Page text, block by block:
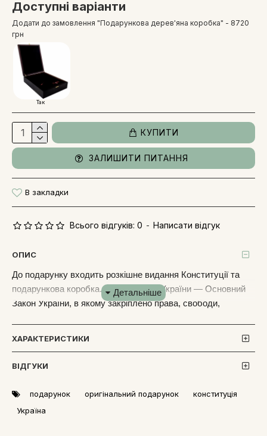
Всього відгуків: 0 - Написати відгук
Доступні варіанти
Додати до замовлення "Подарункова дерев'яна коробка" - 8720
грн
Так
КУПИТИ
ЗАЛИШИТИ ПИТАННЯ
В закладки
ОПИС
До подарунку входить розкішне видання Конституції та
подарункова коробка.⠀
Конституція України — Основний
Закон України, в якому закріплено права, свободи,
Дизайнери
подарунковому оформленні, розробленому безпосередньо
ручної роботи, що оздоблені блінтовим та золотим
ХАРАКТЕРИСТИКИ
ВІДГУКИ
подарунок оригінальний подарунок
конституція
Україна